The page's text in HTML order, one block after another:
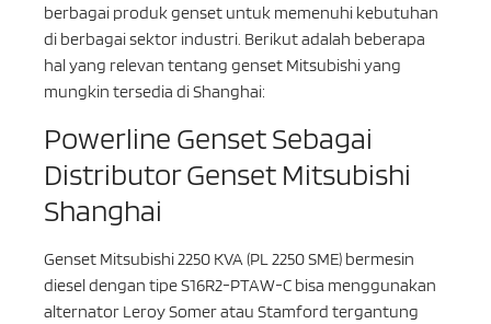
berbagai produk genset untuk memenuhi kebutuhan
di berbagai sektor industri. Berikut adalah beberapa
hal yang relevan tentang genset Mitsubishi yang
mungkin tersedia di Shanghai:
Powerline Genset Sebagai
Distributor Genset Mitsubishi
Shanghai
Genset Mitsubishi 2250 KVA (PL 2250 SME) bermesin
diesel dengan tipe S16R2-PTAW-C bisa menggunakan
alternator Leroy Somer atau Stamford tergantung